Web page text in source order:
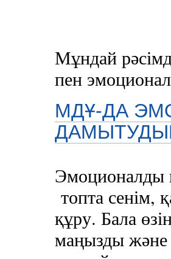
Мұндай
пен
МДҰ-ДА
Эмоционалды
топта сенім,
құру. Бала
маңызды және